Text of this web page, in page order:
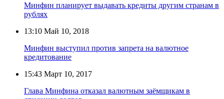
Минфин планирует выдавать кредиты другим странам в
рублях
13:10 Май 10, 2018
Минфин выступил против запрета на валютное
кредитование
15:43 Март 10, 2017
Глава Минфина отказал валютным заёмщикам в